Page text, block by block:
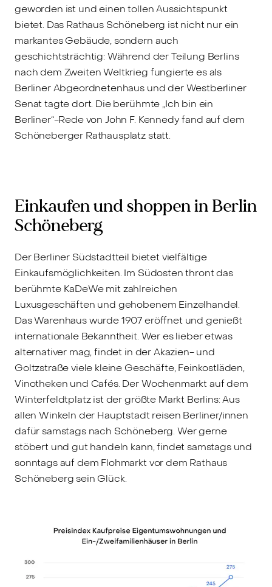
geworden ist und einen tollen Aussichtspunkt
bietet. Das Rathaus Schöneberg ist nicht nur ein
markantes Gebäude, sondern auch
geschichtsträchtig: Während der Teilung Berlins
nach dem Zweiten Weltkrieg fungierte es als
Berliner Abgeordnetenhaus und der Westberliner
Senat tagte dort. Die berühmte „Ich bin ein
Berliner“-Rede von John F. Kennedy fand auf dem
Schöneberger Rathausplatz statt.
Einkaufen und shoppen in Berlin
Schöneberg
Der Berliner Südstadtteil bietet vielfältige
Einkaufsmöglichkeiten. Im Südosten thront das
berühmte KaDeWe mit zahlreichen
Luxusgeschäften und gehobenem Einzelhandel.
Das Warenhaus wurde 1907 eröffnet und genießt
internationale Bekanntheit. Wer es lieber etwas
alternativer mag, findet in der Akazien- und
Goltzstraße viele kleine Geschäfte, Feinkostläden,
Vinotheken und Cafés. Der Wochenmarkt auf dem
Winterfeldtplatz ist der größte Markt Berlins: Aus
allen Winkeln der Hauptstadt reisen Berliner/innen
dafür samstags nach Schöneberg. Wer gerne
stöbert und gut handeln kann, findet samstags und
sonntags auf dem Flohmarkt vor dem Rathaus
Schöneberg sein Glück.